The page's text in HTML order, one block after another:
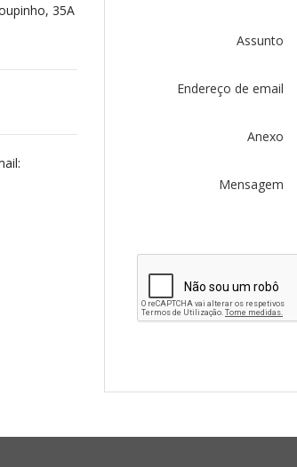
35A
Assunto
Endereço de email
Anexo
Mensagem